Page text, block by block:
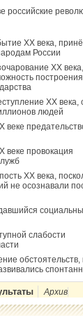
российские
ХХ века,
России
ХХ века,
построения
ХХ века,
людей
веке
веке провокация
ХХ века,
не осознавали
слабости
обстоятельств,
Архив